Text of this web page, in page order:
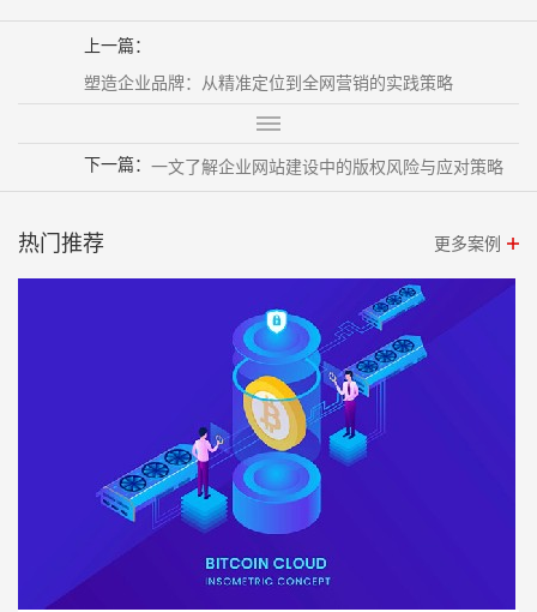
上一篇：
塑造企业品牌：从精准定位到全网营销的实践策略
下一篇： 一文了解企业网站建设中的版权风险与应对策略
热门推荐 更多案例